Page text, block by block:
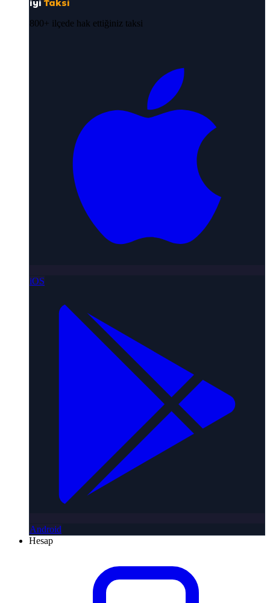
iyi Taksi
800+ ilçede hak ettiğiniz taksi
iOS
Android
Hesap